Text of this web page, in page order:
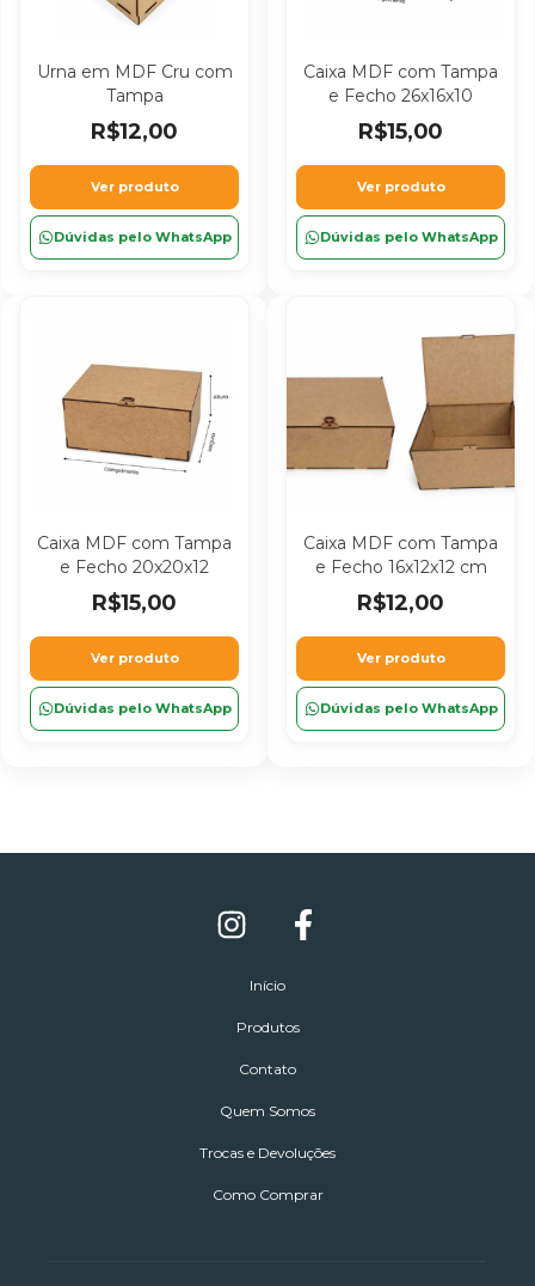
Urna em MDF Cru com
Tampa
R$12,00
Ver produto
Dúvidas pelo WhatsApp
Caixa MDF com Tampa
e Fecho 26x16x10
R$15,00
Ver produto
Dúvidas pelo WhatsApp
Caixa MDF com Tampa
e Fecho 20x20x12
R$15,00
Ver produto
Dúvidas pelo WhatsApp
Caixa MDF com Tampa
e Fecho 16x12x12 cm
R$12,00
Ver produto
Dúvidas pelo WhatsApp
Início
Produtos
Contato
Quem Somos
Trocas e Devoluções
Como Comprar